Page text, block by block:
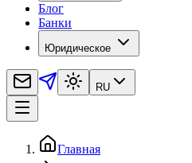
Блог
Банки
Юридическое
RU
Главная